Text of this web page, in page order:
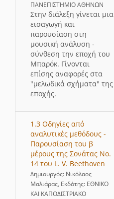
ΠΑΝΕΠΙΣΤΗΜΙΟ ΑΘΗΝΩΝ
Στην διάλεξη γίνεται μια
εισαγωγή και
παρουσίαση στη
μουσική ανάλυση -
σύνθεση την εποχή του
Μπαρόκ. Γίνονται
επίσης αναφορές στα
"μελωδικά σχήματα" της
εποχής.
1.3 Οδηγίες από
αναλυτικές μεθόδους -
Παρουσίαση του β
μέρους της Σονάτας Νο.
14 του L. V. Beethoven
Δημιουργός: Νικόλαος
Μαλιάρας, Εκδότης: ΕΘΝΙΚΟ
ΚΑΙ ΚΑΠΟΔΙΣΤΡΙΑΚΟ